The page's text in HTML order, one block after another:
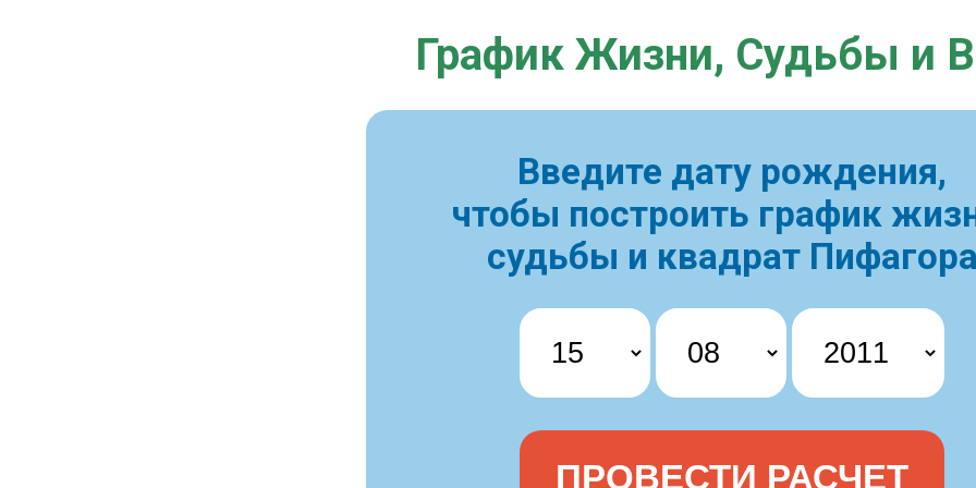
График Жизни, Судьбы и
Введите дату рождения,
чтобы построить график
судьбы и квадрат Пифагора
ПРОВЕСТИ РАСЧЕТ